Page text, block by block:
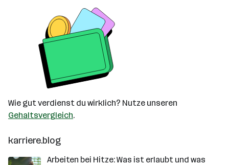
Wie gut verdienst du wirklich? Nutze unseren
Gehaltsvergleich.
karriere.blog
Arbeiten bei Hitze: Was ist erlaubt und was